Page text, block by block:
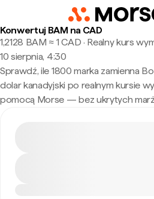
Konwertuj BAM na CAD
1,2128 BAM ≈ 1 CAD · Realny kurs
10 sierpnia, 4:30
Sprawdź, ile 1800 marka zamienna
dolar kanadyjski po realnym kursie
pomocą Morse — bez ukrytych